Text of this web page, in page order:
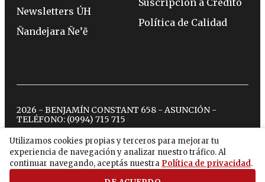
Utilizamos cookies propias y terceros para mejorar tu
experiencia de navegación y analizar nuestro tráfico. Al
continuar navegando, aceptás nuestra Política de privacidad.
Newsletters ÚH
Ñandejara Ñe’ẽ
Suscripción a Crédito
Política de Calidad
2026 - BENJAMÍN CONSTANT 658 - ASUNCIÓN -
TELÉFONO: (0994) 715 715
twitterinstagram
facebook
tiktokyoutubespotify